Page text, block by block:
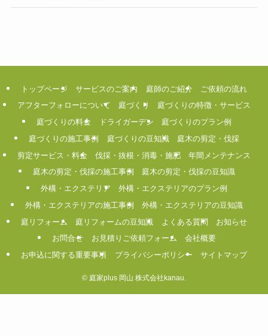
トップページ サービスのご案内 庭師のご紹介
ご依頼の流れ
アフターフォローについて
庭づくり
庭づくりの特徴・サービス
庭づくりの料金
ドライガーデン
庭づくりのプラン例
庭づくりの施工事例
庭づくりの豆知識
庭木の剪定・伐採
剪定サービス・料金
伐採・抜根・消毒・施肥
年間メンテナンス
庭木の剪定・伐採の施工事例
庭木の剪定・伐採の豆知識
外構・エクステリア
外構・エクステリアのプラン例
外構・エクステリアの施工事例
外構・エクステリアの豆知識
庭リフォーム
庭リフォームの豆知識 よくある質問
お知らせ
お問合せ
お見積りご依頼フォーム
会社概要
お申込に関する重要事項
プライバシーポリシー サイトマップ
© 庭家plus 岡山 株式会社kanau.